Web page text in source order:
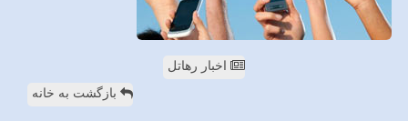
اخبار رهاتل
بازگشت به خانه